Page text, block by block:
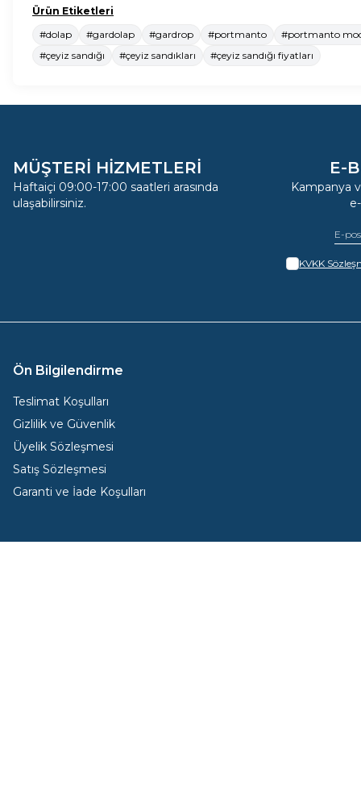
Ürün Etiketleri
#dolap
#gardolap #gardrop #portmanto
#portmanto
#çeyiz sandığı
#çeyiz sandıkları #çeyiz sandığı fiyatları
MÜŞTERİ HİZMETLERİ
Haftaiçi 09:00-17:00 saatleri arasında
ulaşabilirsiniz.
E-
Kampanya
KVKK
Ön Bilgilendirme
Teslimat Koşulları
Gizlilik ve Güvenlik
Üyelik Sözleşmesi
Satış Sözleşmesi
Garanti ve İade Koşulları